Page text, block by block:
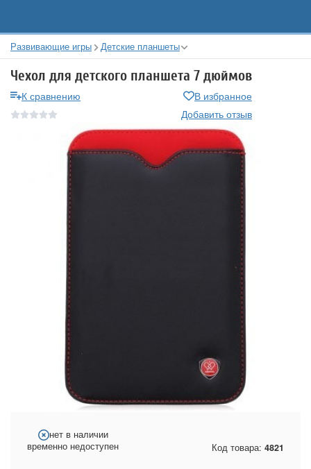
Развивающие игры Детские планшеты
Чехол для детского планшета 7 дюймов
К сравнению
В избранное
Добавить отзыв
нет в наличии
временно недоступен
Код товара: 4821